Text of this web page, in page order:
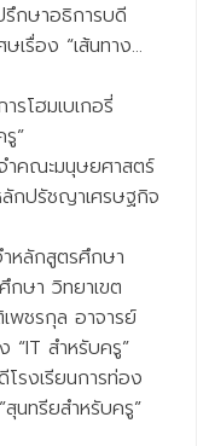
รึกษาอธิการบดี
เรื่อง “เส้นทาง…
โฮมเบเกอรี่
”
ำคณะมนุษยศาสตร์
ลักปรัชญาเศรษฐกิจ
ำหลักสูตรศึกษา
กษา วิทยาเขต
พชรกุล อาจารย์
“IT สำหรับครู”
รงเรียนการท่อง
สุนทรียสำหรับครู”